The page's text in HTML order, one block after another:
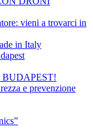
vieni a trovarci in
in Italy
BUDAPEST!
e prevenzione